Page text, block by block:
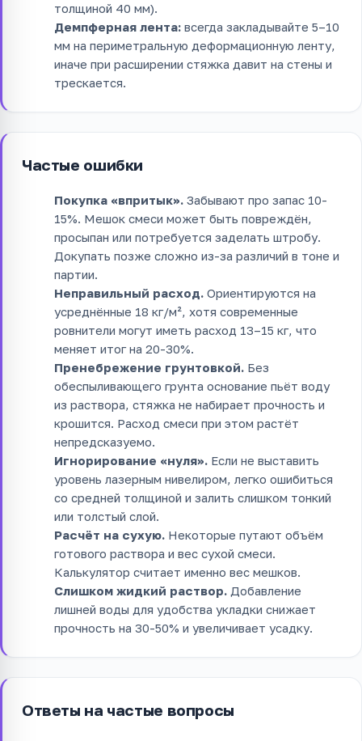
толщиной 40 мм).
Демпферная лента: всегда закладывайте 5–10
мм на периметральную деформационную ленту,
иначе при расширении стяжка давит на стены и
трескается.
Частые ошибки
Покупка «впритык». Забывают про запас 10-
15%. Мешок смеси может быть повреждён,
просыпан или потребуется заделать штробу.
Докупать позже сложно из-за различий в тоне и
партии.
Неправильный расход. Ориентируются на
усреднённые 18 кг/м², хотя современные
ровнители могут иметь расход 13–15 кг, что
меняет итог на 20-30%.
Пренебрежение грунтовкой. Без
обеспыливающего грунта основание пьёт воду
из раствора, стяжка не набирает прочность и
крошится. Расход смеси при этом растёт
непредсказуемо.
Игнорирование «нуля». Если не выставить
уровень лазерным нивелиром, легко ошибиться
со средней толщиной и залить слишком тонкий
или толстый слой.
Расчёт на сухую. Некоторые путают объём
готового раствора и вес сухой смеси.
Калькулятор считает именно вес мешков.
Слишком жидкий раствор. Добавление
лишней воды для удобства укладки снижает
прочность на 30-50% и увеличивает усадку.
Ответы на частые вопросы